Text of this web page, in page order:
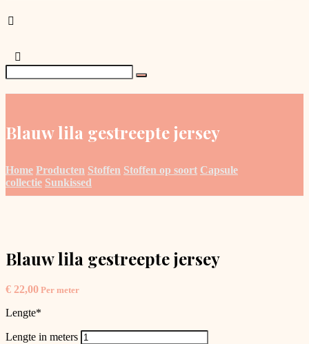
Blauw lila gestreepte jersey
Home Producten Stoffen Stoffen op soort Capsule
collectie Sunkissed
Blauw lila gestreepte jersey
€ 22,00 Per meter
Lengte*
Lengte in meters